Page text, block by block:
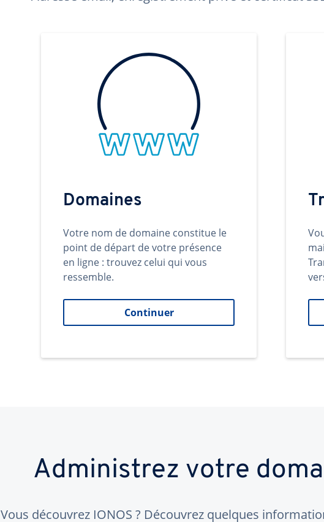
Domaines
Votre nom de domaine constitue le
point de départ de votre présence
en ligne : trouvez celui qui vous
ressemble.
Continuer
Administrez votre
Vous découvrez IONOS ? Découvrez quelques